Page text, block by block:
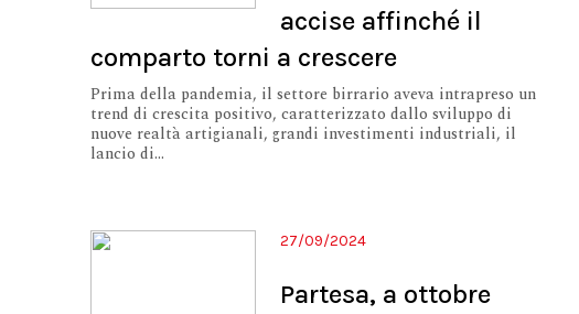
accise affinché il
comparto torni a crescere
Prima della pandemia, il settore birrario aveva intrapreso un
trend di crescita positivo, caratterizzato dallo sviluppo di
nuove realtà artigianali, grandi investimenti industriali, il
lancio di...
27/09/2024
Partesa, a ottobre